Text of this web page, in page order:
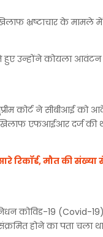
भ्रष्टाचार के मामले
हुए उन्होंने कोयला आवंटन
कोर्ट ने सीबीआई को
खिलाफ एफआईआर दर्ज की
रिकॉर्ड, मौत की संख्या
कोविड-19 (Covid-
होने का पता चला